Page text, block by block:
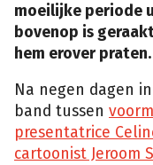
moeilijke periode
bovenop is
hem erover praten.
Na negen dagen
band tussen
presentatrice
cartoonist Jeroom